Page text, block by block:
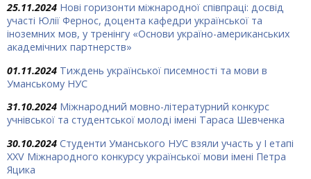
25.11.2024 Нові горизонти міжнародної співпраці: досвід
участі Юлії Фернос, доцента кафедри української та
іноземних мов, у тренінгу «Основи україно-американських
академічних партнерств»
01.11.2024 Тиждень української писемності та мови в
Уманському НУС
31.10.2024 Міжнародний мовно-літературний конкурс
учнівської та студентської молоді імені Тараса Шевченка
30.10.2024 Студенти Уманського НУС взяли участь у І етапі
ХХV Міжнародного конкурсу української мови імені Петра
Яцика